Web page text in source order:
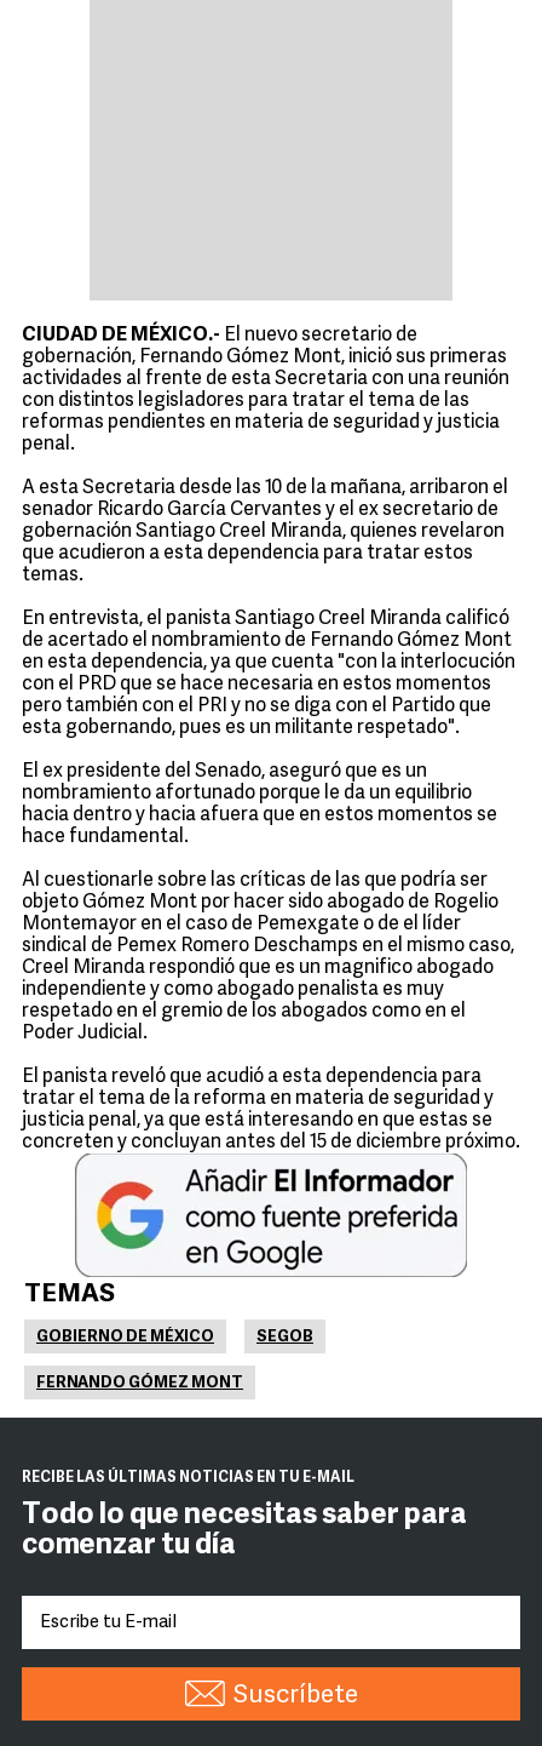
CIUDAD DE MÉXICO.- El nuevo secretario de
gobernación, Fernando Gómez Mont, inició sus primeras
actividades al frente de esta Secretaria con una reunión
con distintos legisladores para tratar el tema de las
reformas pendientes en materia de seguridad y justicia
penal.
A esta Secretaria desde las 10 de la mañana, arribaron el
senador Ricardo García Cervantes y el ex secretario de
gobernación Santiago Creel Miranda, quienes revelaron
que acudieron a esta dependencia para tratar estos
temas.
En entrevista, el panista Santiago Creel Miranda calificó
de acertado el nombramiento de Fernando Gómez Mont
en esta dependencia, ya que cuenta "con la interlocución
con el PRD que se hace necesaria en estos momentos
pero también con el PRI y no se diga con el Partido que
esta gobernando, pues es un militante respetado".
El ex presidente del Senado, aseguró que es un
nombramiento afortunado porque le da un equilibrio
hacia dentro y hacia afuera que en estos momentos se
hace fundamental.
Al cuestionarle sobre las críticas de las que podría ser
objeto Gómez Mont por hacer sido abogado de Rogelio
Montemayor en el caso de Pemexgate o de el líder
sindical de Pemex Romero Deschamps en el mismo caso,
Creel Miranda respondió que es un magnifico abogado
independiente y como abogado penalista es muy
respetado en el gremio de los abogados como en el
Poder Judicial.
El panista reveló que acudió a esta dependencia para
tratar el tema de la reforma en materia de seguridad y
justicia penal, ya que está interesando en que estas se
concreten y concluyan antes del 15 de diciembre próximo.
TEMAS
GOBIERNO DE MÉXICO SEGOB
FERNANDO GÓMEZ MONT
RECIBE LAS ÚLTIMAS NOTICIAS EN TU E-MAIL
Todo lo que necesitas saber para
comenzar tu día
Suscríbete